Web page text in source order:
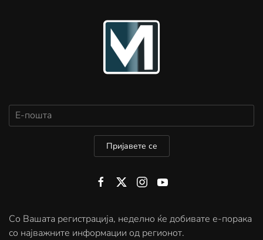
Пријавете се
Со Вашата регистрација, неделно ќе добивате е-порака
со најважните информации од регионот.